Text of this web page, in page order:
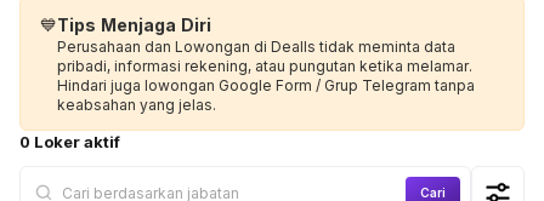
💙Tips Menjaga Diri
Perusahaan dan Lowongan di Dealls tidak meminta data
pribadi, informasi rekening, atau pungutan ketika melamar.
Hindari juga lowongan Google Form / Grup Telegram tanpa
keabsahan yang jelas.
0 Loker aktif
Cari